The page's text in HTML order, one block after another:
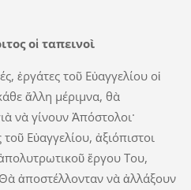
οἱ ταπεινοὶ
ἐργάτες τοῦ Εὐαγγελίου οἱ
ἄλλη μέριμνα, θὰ
νὰ γίνουν Ἀπόστολοι·
Εὐαγγελίου, ἀξιόπιστοι
ἔργου Του,
ἀποστέλλονταν νὰ ἀλλάξουν